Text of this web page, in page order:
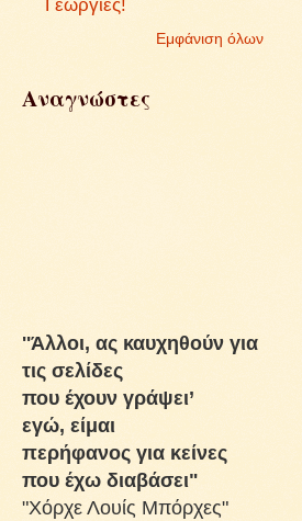
Εμφάνιση όλων
Αναγνώστες
''Άλλοι, ας καυχηθούν για
τις σελίδες
που έχουν γράψει’
εγώ, είμαι
περήφανος για κείνες
που έχω διαβάσει"
"Χόρχε Λουίς Μπόρχες"